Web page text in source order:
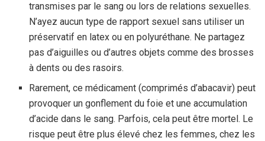
transmises par le sang ou lors de relations sexuelles.
N’ayez aucun type de rapport sexuel sans utiliser un
préservatif en latex ou en polyuréthane. Ne partagez
pas d’aiguilles ou d’autres objets comme des brosses
à dents ou des rasoirs.
Rarement, ce médicament (comprimés d’abacavir) peut
provoquer un gonflement du foie et une accumulation
d’acide dans le sang. Parfois, cela peut être mortel. Le
risque peut être plus élevé chez les femmes, chez les